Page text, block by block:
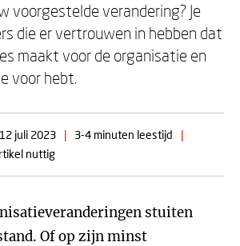
voorgestelde verandering? Je
die er vertrouwen in hebben dat
maakt voor de organisatie en
voor hebt.
12 juli 2023 | 3-4 minuten leestijd
|
nuttig
stuiten
Of op zijn minst